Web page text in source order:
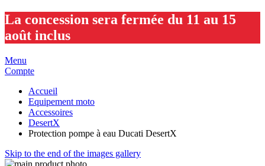
La concession sera fermée du 11 au 15
août inclus
Menu
Compte
Accueil
Equipement moto
Accessoires
DesertX
Protection pompe à eau Ducati DesertX
Skip to the end of the images gallery